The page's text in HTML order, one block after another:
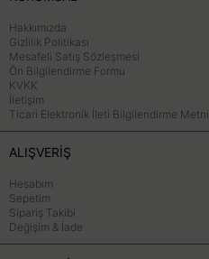
Hakkımızda
Gizlilik Politikası
Mesafeli Satış Sözleşmesi
Ön Bilgilendirme Formu
KVKK
İletişim
Ticari Elektronik İleti Bilgilendirme Metni
ALIŞVERİŞ
Hesabım
Sepetim
Sipariş Takibi
Değişim & İade